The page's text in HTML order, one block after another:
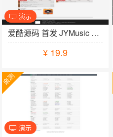
演示
爱酷源码 首发 JYMusic 二开 dj520音乐程序
¥ 19.9
亲测
演示